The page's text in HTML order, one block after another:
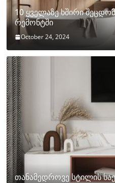
10 ყველაზე ხშირი
რემონტში
October 24, 2024
თანამედროვე სტილის